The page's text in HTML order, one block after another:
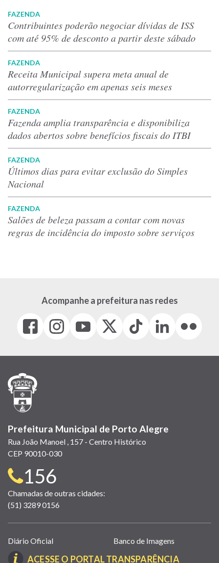
FAZENDA
Contribuintes poderão negociar dívidas de ISS
com até 95% de desconto a partir deste sábado
FAZENDA
Receita Municipal supera meta anual de
autorregularização em apenas seis meses
FAZENDA
Fazenda amplia transparência e disponibiliza
dados abertos sobre benefícios fiscais do ITBI
FAZENDA
Últimos dias para evitar exclusão do Simples
Nacional
FAZENDA
Salões de beleza passam a contar com novas
regras de incidência do imposto sobre serviços
Acompanhe a prefeitura nas redes
Facebook
(link
janela)
Instagram
(link
(link
(Antigo
Tiktok
(link
LinkedIn
(link
(link
Prefeitura Municipal de Porto Alegre
Rua João Manoel , 157 - Centro Histórico
CEP 90010-030
Telefone
para
contato:
156
Chamadas de outras cidades:
(51) 3289 0156
Links
úteis
Diário Oficial Banco de Imagens
ACESSE O PORTAL TRANSPARÊNCIA(LINK